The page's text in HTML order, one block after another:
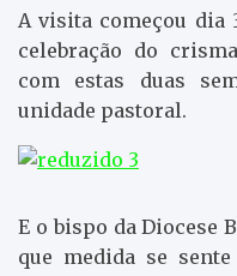
A visita começou dia
celebração do
com estas duas
unidade pastoral.
E o bispo da Diocese
que medida se